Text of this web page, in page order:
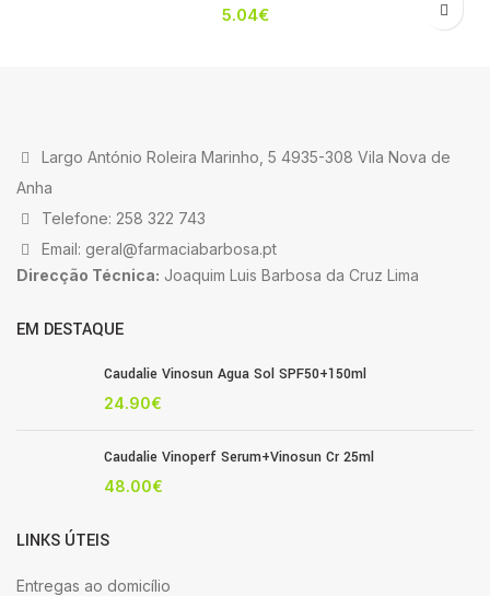
5.04€
Largo António Roleira Marinho, 5 4935-308 Vila Nova de
Anha
Telefone: 258 322 743
Email: geral@farmaciabarbosa.pt
Direcção Técnica: Joaquim Luis Barbosa da Cruz Lima
EM DESTAQUE
Caudalie Vinosun Agua Sol SPF50+150ml
24.90€
Caudalie Vinoperf Serum+Vinosun Cr 25ml
48.00€
LINKS ÚTEIS
Entregas ao domicílio